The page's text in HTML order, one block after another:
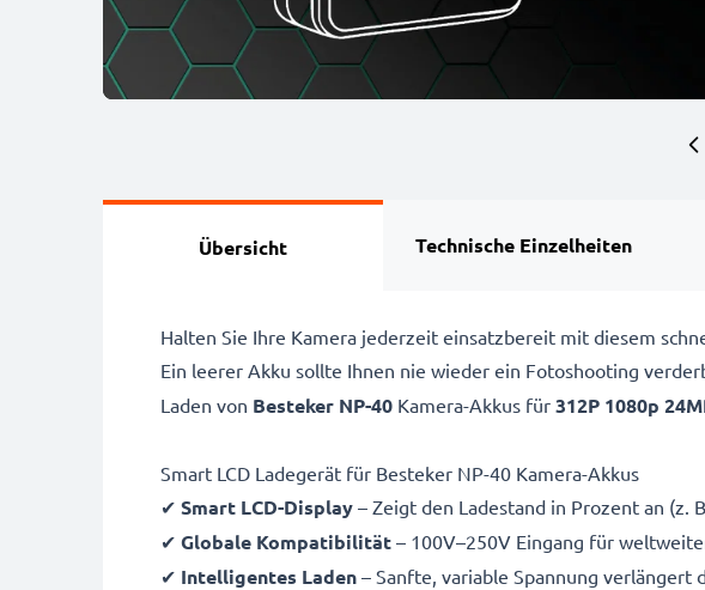
Übersicht Technische Einzelheiten
Halten Sie Ihre Kamera jederzeit einsatzbereit mit diesem
Ein leerer Akku sollte Ihnen nie wieder ein Fotoshooting
Laden von Besteker NP-40 Kamera-Akkus für 312P 1080p
Smart LCD Ladegerät für Besteker NP-40 Kamera-Akkus
✔ Smart LCD-Display – Zeigt den Ladestand in Prozent an (z.
✔ Globale Kompatibilität – 100V–250V Eingang für
✔ Intelligentes Laden – Sanfte, variable Spannung verlängert